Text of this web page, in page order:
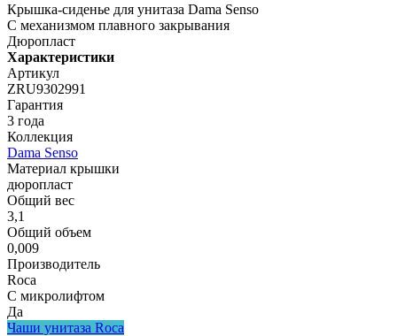
Крышка-сиденье для унитаза Dama Senso
С механизмом плавного закрывания
Дюропласт
Характеристики
Артикул
ZRU9302991
Гарантия
3 года
Коллекция
Dama Senso
Материал крышки
дюропласт
Общий вес
3,1
Общий объем
0,009
Производитель
Roca
С микролифтом
Да
Чаши унитаза Roca